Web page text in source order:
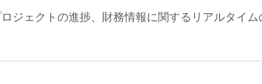
ジェクトの進捗、財務情報に関するリアルタイ